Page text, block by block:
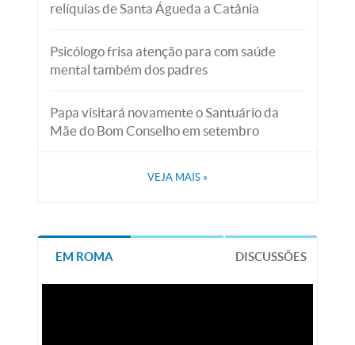
relíquias de Santa Águeda a Catânia
Psicólogo frisa atenção para com saúde
mental também dos padres
Papa visitará novamente o Santuário da
Mãe do Bom Conselho em setembro
VEJA MAIS »
EM ROMA DISCUSSÕES